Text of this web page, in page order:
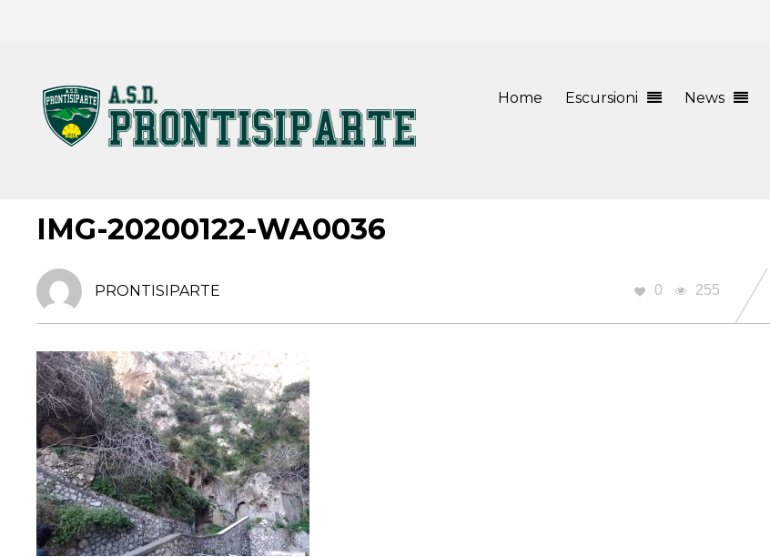
Home Escursioni News
IMG-20200122-WA0036
PRONTISIPARTE 0 255